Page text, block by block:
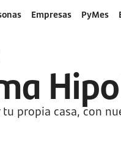
Empresas PyMes
propia casa, con